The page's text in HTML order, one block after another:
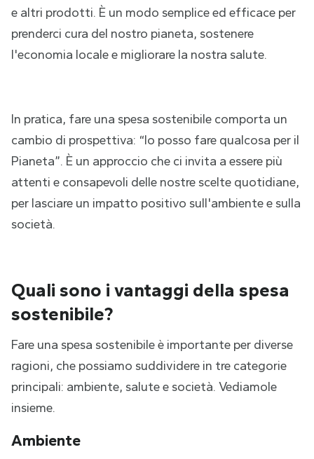
e altri prodotti. È un modo semplice ed efficace per
prenderci cura del nostro pianeta, sostenere
l'economia locale e migliorare la nostra salute.
In pratica, fare una spesa sostenibile comporta un
cambio di prospettiva: “Io posso fare qualcosa per il
Pianeta”. È un approccio che ci invita a essere più
attenti e consapevoli delle nostre scelte quotidiane,
per lasciare un impatto positivo sull'ambiente e sulla
società.
Quali sono i vantaggi della spesa
sostenibile?
Fare una spesa sostenibile è importante per diverse
ragioni, che possiamo suddividere in tre categorie
principali: ambiente, salute e società. Vediamole
insieme.
Ambiente